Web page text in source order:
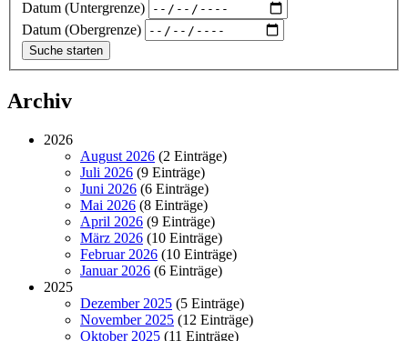
Datum (Untergrenze)
Datum (Obergrenze)
Archiv
2026
August 2026 (2 Einträge)
Juli 2026 (9 Einträge)
Juni 2026 (6 Einträge)
Mai 2026 (8 Einträge)
April 2026 (9 Einträge)
März 2026 (10 Einträge)
Februar 2026 (10 Einträge)
Januar 2026 (6 Einträge)
2025
Dezember 2025 (5 Einträge)
November 2025 (12 Einträge)
Oktober 2025 (11 Einträge)